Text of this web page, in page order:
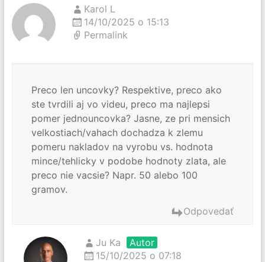
Karol L
14/10/2025 o 15:13
Permalink
Preco len uncovky? Respektive, preco ako
ste tvrdili aj vo videu, preco ma najlepsi
pomer jednouncovka? Jasne, ze pri mensich
velkostiach/vahach dochadza k zlemu
pomeru nakladov na vyrobu vs. hodnota
mince/tehlicky v podobe hodnoty zlata, ale
preco nie vacsie? Napr. 50 alebo 100
gramov.
Odpovedať
Ju Ka
Autor
15/10/2025 o 07:18